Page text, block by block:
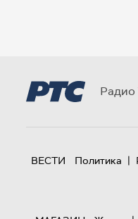
Радио
ВЕСТИ Политика |